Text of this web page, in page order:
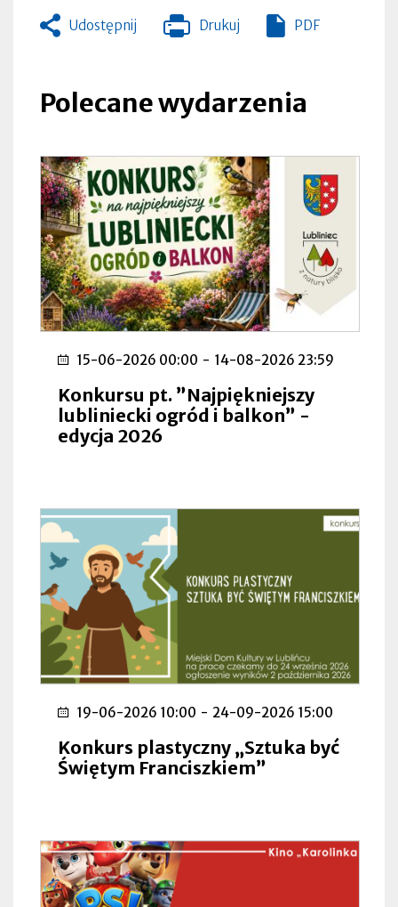
Udostępnij Drukuj
Otworzy
zakładce
PDF
Polecane wydarzenia
15-06-2026 00:00 - 14-08-2026 23:59
Konkursu pt. ”Najpiękniejszy
lubliniecki ogród i balkon” -
edycja 2026
19-06-2026 10:00 - 24-09-2026 15:00
Konkurs plastyczny „Sztuka być
Świętym Franciszkiem”